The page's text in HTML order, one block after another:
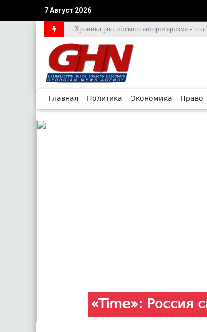
7 Август 2026
Хроника российского авторитаризма -
Главная Политика Экономика Право
«Time»: Россия